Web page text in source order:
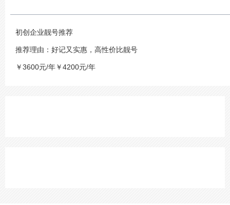
初创企业靓号推荐
推荐理由：好记又实惠，高性价比靓号
￥3600元/年￥4200元/年